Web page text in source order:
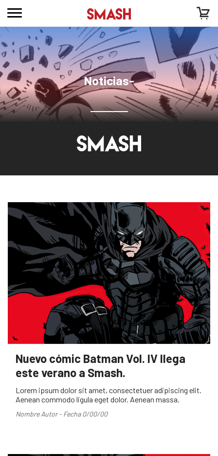
Noticias-
Nuevo cómic Batman Vol. IV llega
este verano a Smash.
Lorem ipsum dolor sit amet, consectetuer adipiscing elit.
Aenean commodo ligula eget dolor. Aenean massa.
Nombre Autor - Fecha 0/00/00